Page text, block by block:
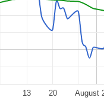
August
13 20